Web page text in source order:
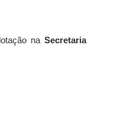
na Secretaria